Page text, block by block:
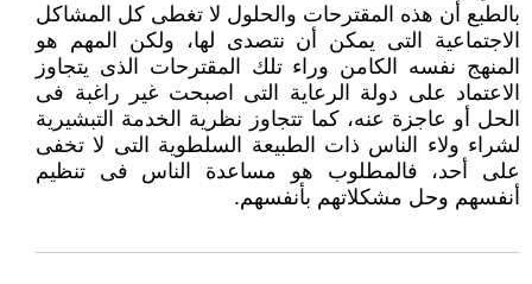
بالطبع أن هذه المقترحات والحلول لا تغطى كل المشاكل
الاجتماعية التى يمكن أن نتصدى لها، ولكن المهم هو
المنهج نفسه الكامن وراء تلك المقترحات الذى يتجاوز
الاعتماد على دولة الرعاية التى اصبحت غير راغبة فى
الحل أو عاجزة عنه، كما تتجاوز نظرية الخدمة التبشيرية
لشراء ولاء الناس ذات الطبيعة السلطوية التى لا تخفى
على أحد، فالمطلوب هو مساعدة الناس فى تنظيم
أنفسهم وحل مشكلاتهم بأنفسهم.